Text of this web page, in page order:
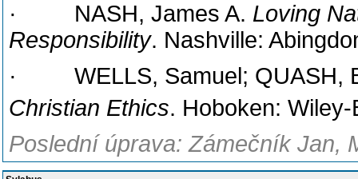
· NASH, James A. Loving
Responsibility. Nashville:
· WELLS, Samuel; QUASH,
Christian Ethics. Hoboken:
Poslední úprava: Zámečník Jan,